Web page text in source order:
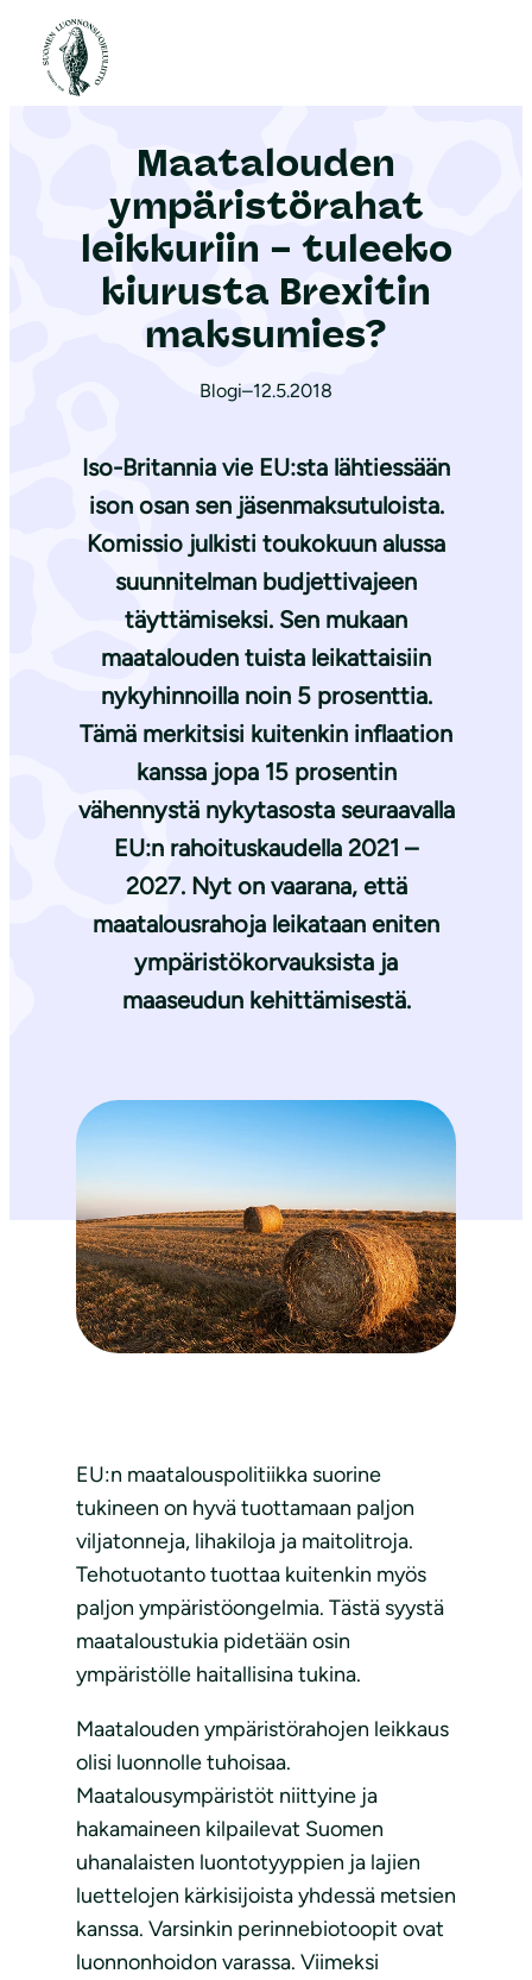
Etusivu
Maatalouden
ympäristörahat
leikkuriin – tuleeko
kiurusta Brexitin
maksumies?
Blogi–12.5.2018
Iso-Britannia vie EU:sta lähtiessään
ison osan sen jäsenmaksutuloista.
Komissio julkisti toukokuun alussa
suunnitelman budjettivajeen
täyttämiseksi. Sen mukaan
maatalouden tuista leikattaisiin
nykyhinnoilla noin 5 prosenttia.
Tämä merkitsisi kuitenkin inflaation
kanssa jopa 15 prosentin
vähennystä nykytasosta seuraavalla
EU:n rahoituskaudella 2021 –
2027. Nyt on vaarana, että
maatalousrahoja leikataan eniten
ympäristökorvauksista ja
maaseudun kehittämisestä.
EU:n maatalouspolitiikka suorine
tukineen on hyvä tuottamaan paljon
viljatonneja, lihakiloja ja maitolitroja.
Tehotuotanto tuottaa kuitenkin myös
paljon ympäristöongelmia. Tästä syystä
maataloustukia pidetään osin
ympäristölle haitallisina tukina.
Maatalouden ympäristörahojen leikkaus
olisi luonnolle tuhoisaa.
Maatalousympäristöt niittyine ja
hakamaineen kilpailevat Suomen
uhanalaisten luontotyyppien ja lajien
luettelojen kärkisijoista yhdessä metsien
kanssa. Varsinkin perinnebiotoopit ovat
luonnonhoidon varassa. Viimeksi